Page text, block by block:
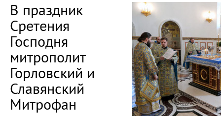
В праздник
Сретения
Господня
митрополит
Горловский и
Славянский
Митрофан